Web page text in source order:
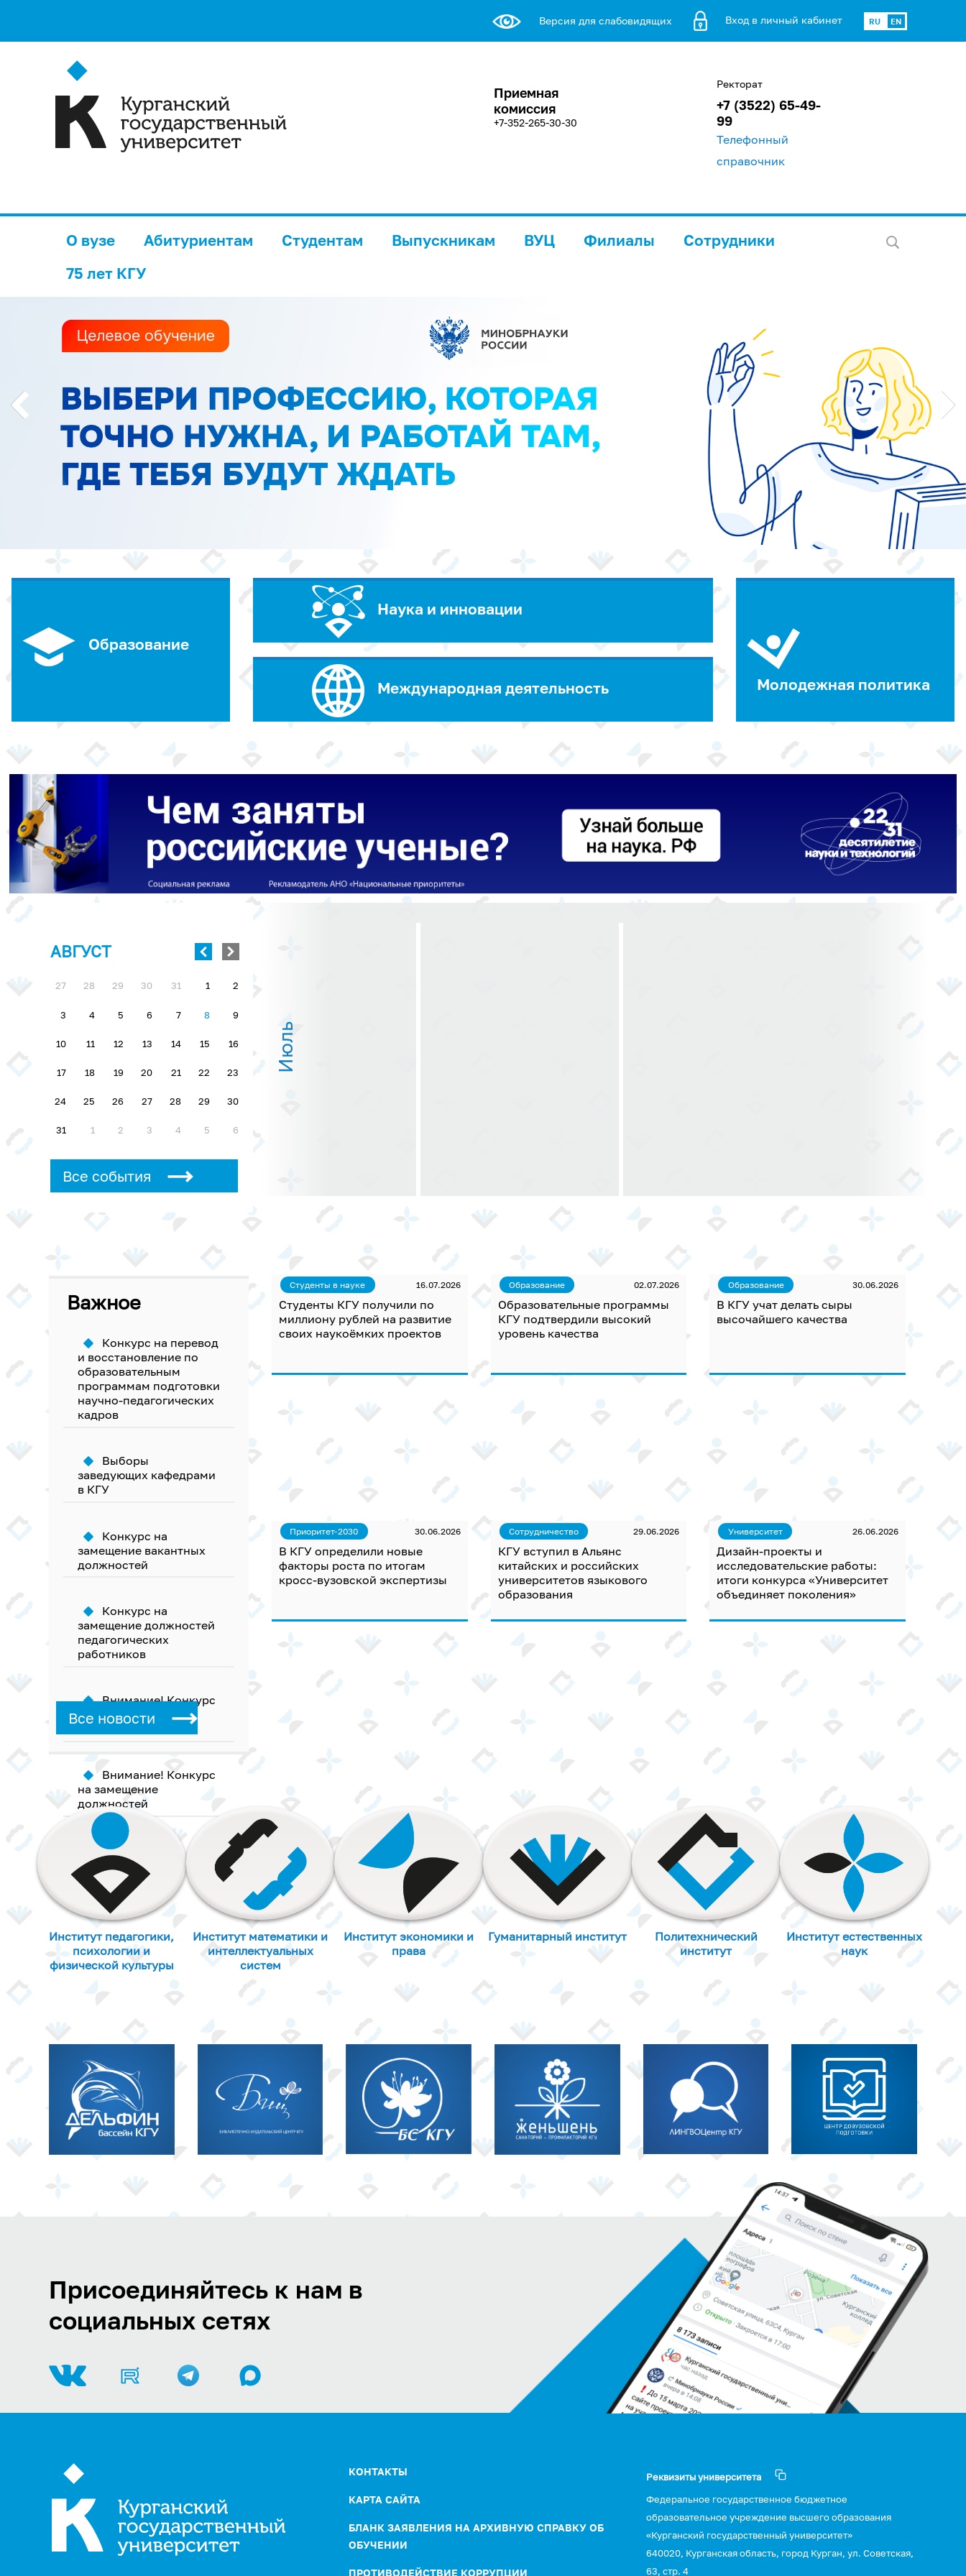
Версия для слабовидящих Вход в личный кабинет RU EN
Приемная
комиссия
+7-352-265-30-30
Ректорат
+7 (3522) 65-49-
99
Телефонный
справочник
О вузе Абитуриентам Студентам Выпускникам ВУЦ Филиалы
Сотрудники
75 лет КГУ
Образование
Наука и инновации
Международная деятельность Молодежная политика
АВГУСТ
27 28 29 30 31 1 2
3 4 5 6 7 8 9
10 11 12 13 14 15 16
17 18 19 20 21 22 23
24 25 26 27 28 29 30
31 1 2 3 4 5 6
Все события
Июль
Важное
Конкурс на перевод
и восстановление по
образовательным
программам подготовки
научно-педагогических
кадров
Выборы
заведующих кафедрами
в КГУ
Конкурс на
замещение вакантных
должностей
Конкурс на
замещение должностей
педагогических
работников
Внимание! Конкурс
на замещение
Внимание! Конкурс
на замещение
должностей
Все новости
Студенты в науке 16.07.2026
Студенты КГУ получили по
миллиону рублей на развитие
своих наукоёмких проектов
Образование 02.07.2026
Образовательные программы
КГУ подтвердили высокий
уровень качества
Образование 30.06.2026
В КГУ учат делать сыры
высочайшего качества
Приоритет-2030 30.06.2026
В КГУ определили новые
факторы роста по итогам
кросс-вузовской экспертизы
Сотрудничество 29.06.2026
КГУ вступил в Альянс
китайских и российских
университетов языкового
образования
Университет 26.06.2026
Дизайн-проекты и
исследовательские работы:
итоги конкурса «Университет
объединяет поколения»
Институт педагогики,
психологии и
физической культуры
Институт математики и
интеллектуальных
систем
Институт экономики и
права
Гуманитарный институт
Политехнический
институт
Институт естественных
наук
Присоединяйтесь к нам в
социальных сетях
КОНТАКТЫ
КАРТА САЙТА
БЛАНК ЗАЯВЛЕНИЯ НА АРХИВНУЮ СПРАВКУ ОБ
ОБУЧЕНИИ
ПРОТИВОДЕЙСТВИЕ КОРРУПЦИИ
Реквизиты университета
Федеральное государственное бюджетное
образовательное учреждение высшего образования
«Курганский государственный университет»
640020, Курганская область, город Курган, ул. Советская,
63, стр. 4